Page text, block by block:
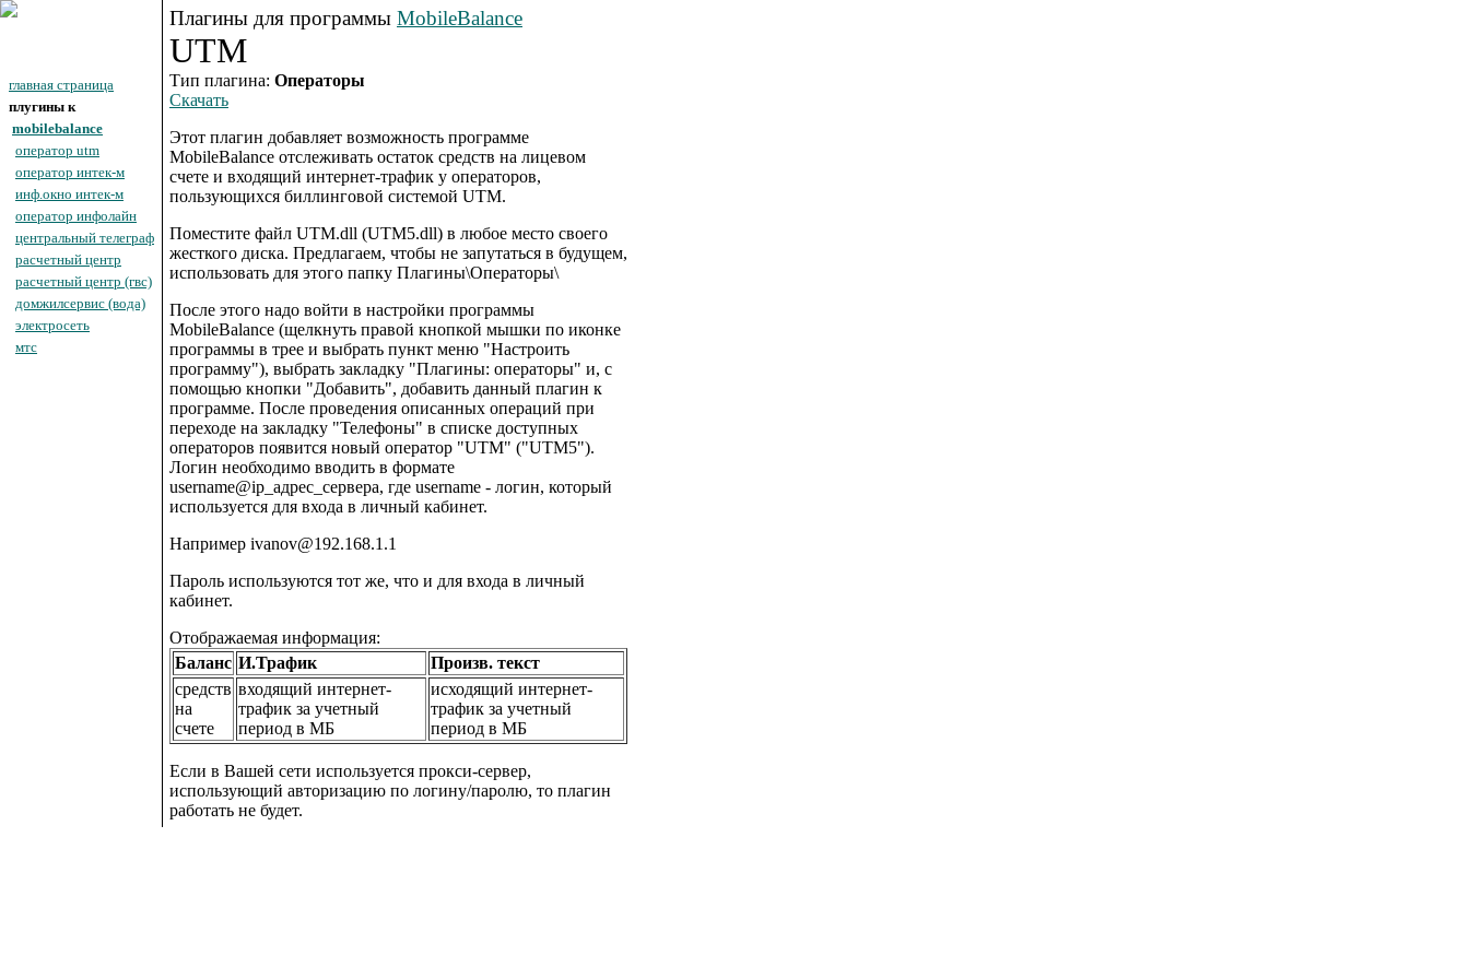
главная страница
плугины к
mobilebalance
оператор utm
оператор интек-м
инф.окно интек-м
оператор инфолайн
центральный телеграф
расчетный центр
расчетный центр (гвс)
домжилсервис (вода)
электросеть
мтс
Плагины для программы MobileBalance
UTM
Тип плагина: Операторы
Скачать
Этот плагин добавляет возможность программе
MobileBalance отслеживать остаток средств на лицевом
счете и входящий интернет-трафик у операторов,
пользующихся биллинговой системой UTM.
Поместите файл UTM.dll (UTM5.dll) в любое место своего
жесткого диска. Предлагаем, чтобы не запутаться в будущем,
использовать для этого папку Плагины\Операторы\
После этого надо войти в настройки программы
MobileBalance (щелкнуть правой кнопкой мышки по иконке
программы в трее и выбрать пункт меню "Настроить
программу"), выбрать закладку "Плагины: операторы" и, с
помощью кнопки "Добавить", добавить данный плагин к
программе. После проведения описанных операций при
переходе на закладку "Телефоны" в списке доступных
операторов появится новый оператор "UTM" ("UTM5").
Логин необходимо вводить в формате
username@ip_адрес_сервера, где username - логин, который
используется для входа в личный кабинет.
Например ivanov@192.168.1.1
Пароль используются тот же, что и для входа в личный
кабинет.
Отображаемая информация:
Баланс И.Трафик
Произв. текст
cредств
на
счете
входящий интернет-
трафик за учетный
период в МБ
исходящий интернет-
трафик за учетный
период в МБ
Если в Вашей сети используется прокси-сервер,
использующий авторизацию по логину/паролю, то плагин
работать не будет.